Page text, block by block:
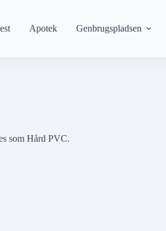
Apotek Genbrugspladsen
som Hård PVC.